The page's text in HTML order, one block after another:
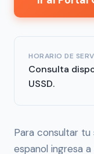
HORARIO DE
Consulta
USSD.
Para consultar
espanol ingresa